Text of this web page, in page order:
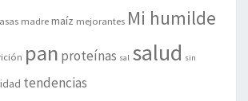
madremaíz mejorantes Mi humilde
pan proteínas sal salud sin
tendencias